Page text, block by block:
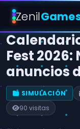
Zenil
Fest
anuncios
SIMULACIÓN
90 visitas